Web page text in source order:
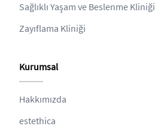
Sağlıklı Yaşam ve Beslenme Kliniği
Zayıflama Kliniği
Kurumsal
Hakkımızda
estethica